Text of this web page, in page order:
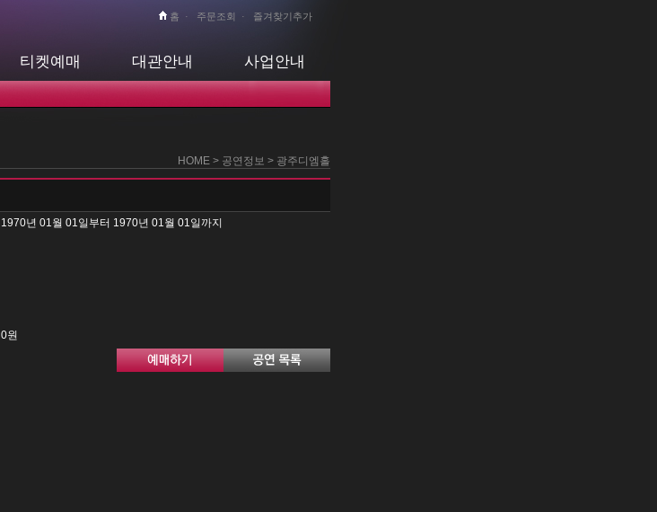
홈 · 주문조회 · 즐겨찾기추가
티켓예매 대관안내 사업안내
HOME > 공연정보 > 광주디엠홀
1970년 01월 01일부터 1970년 01월 01일까지
0원